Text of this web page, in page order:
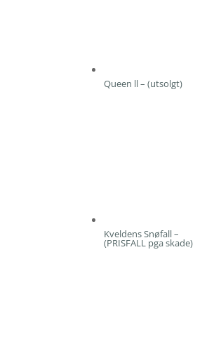
Queen ll – (utsolgt)
Kveldens Snøfall –
(PRISFALL pga skade)